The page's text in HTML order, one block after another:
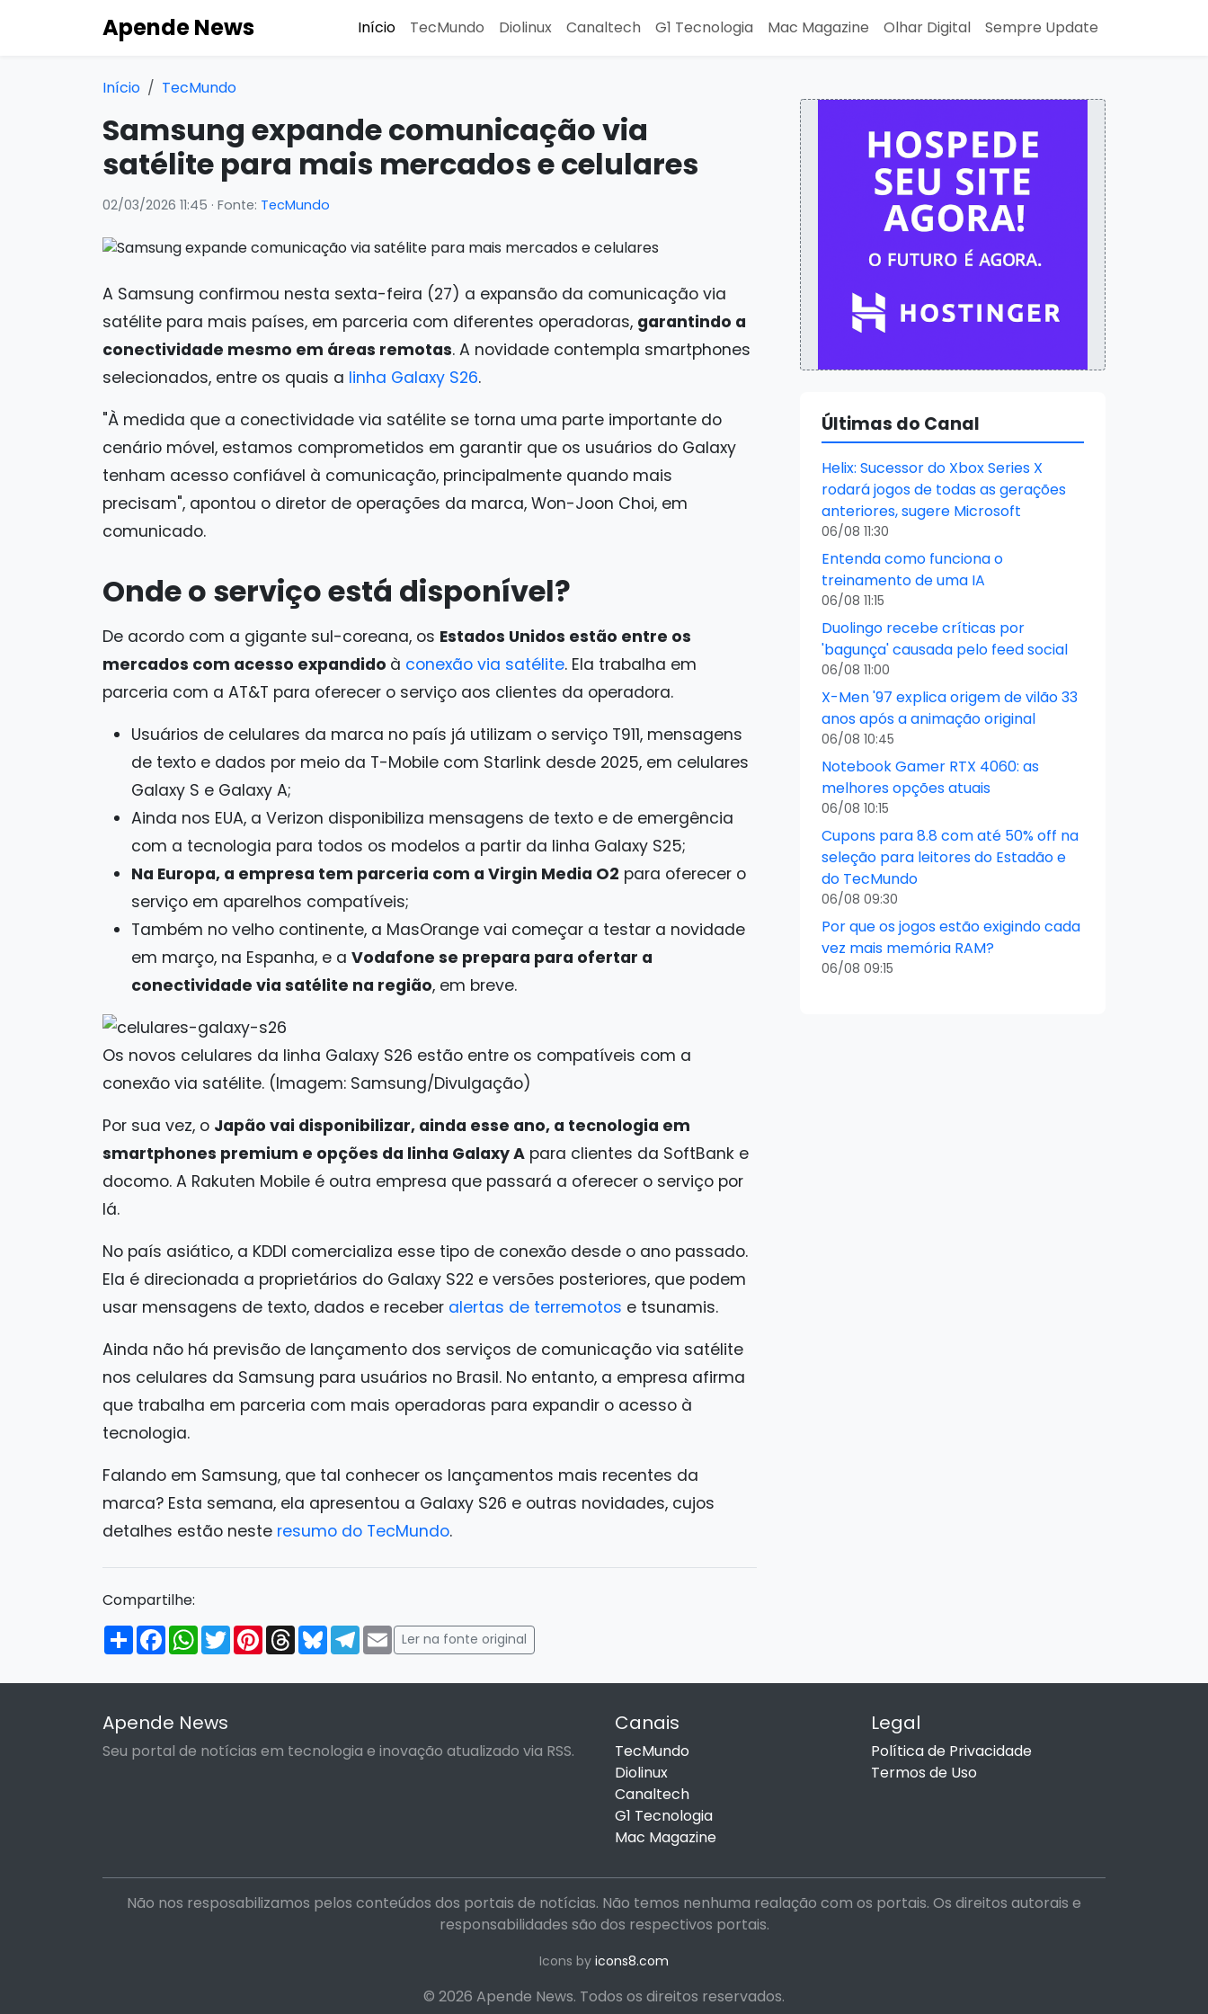
Apende News Início TecMundo Diolinux Canaltech G1 Tecnologia Mac Magazine Olhar Digital Sempre Update
Início TecMundo
Samsung expande comunicação via
satélite para mais mercados e celulares
02/03/2026 11:45 · Fonte: TecMundo
A Samsung confirmou nesta sexta-feira (27) a expansão da comunicação via
satélite para mais países, em parceria com diferentes operadoras, garantindo a
conectividade mesmo em áreas remotas. A novidade contempla smartphones
selecionados, entre os quais a linha Galaxy S26.
"À medida que a conectividade via satélite se torna uma parte importante do
cenário móvel, estamos comprometidos em garantir que os usuários do Galaxy
tenham acesso confiável à comunicação, principalmente quando mais
precisam", apontou o diretor de operações da marca, Won-Joon Choi, em
comunicado.
Onde o serviço está disponível?
De acordo com a gigante sul-coreana, os Estados Unidos estão entre os
mercados com acesso expandido à conexão via satélite. Ela trabalha em
parceria com a AT&T para oferecer o serviço aos clientes da operadora.
Usuários de celulares da marca no país já utilizam o serviço T911, mensagens
de texto e dados por meio da T-Mobile com Starlink desde 2025, em celulares
Galaxy S e Galaxy A;
Ainda nos EUA, a Verizon disponibiliza mensagens de texto e de emergência
com a tecnologia para todos os modelos a partir da linha Galaxy S25;
Na Europa, a empresa tem parceria com a Virgin Media O2 para oferecer o
serviço em aparelhos compatíveis;
Também no velho continente, a MasOrange vai começar a testar a novidade
em março, na Espanha, e a Vodafone se prepara para ofertar a
conectividade via satélite na região, em breve.
Os novos celulares da linha Galaxy S26 estão entre os compatíveis com a
conexão via satélite. (Imagem: Samsung/Divulgação)
Por sua vez, o Japão vai disponibilizar, ainda esse ano, a tecnologia em
smartphones premium e opções da linha Galaxy A para clientes da SoftBank e
docomo. A Rakuten Mobile é outra empresa que passará a oferecer o serviço por
lá.
No país asiático, a KDDI comercializa esse tipo de conexão desde o ano passado.
Ela é direcionada a proprietários do Galaxy S22 e versões posteriores, que podem
usar mensagens de texto, dados e receber alertas de terremotos e tsunamis.
Ainda não há previsão de lançamento dos serviços de comunicação via satélite
nos celulares da Samsung para usuários no Brasil. No entanto, a empresa afirma
que trabalha em parceria com mais operadoras para expandir o acesso à
tecnologia.
Falando em Samsung, que tal conhecer os lançamentos mais recentes da
marca? Esta semana, ela apresentou a Galaxy S26 e outras novidades, cujos
detalhes estão neste resumo do TecMundo.
Compartilhe:
Compartilhar
FacebookWhatsApp
TwitterPinterestThreadsBlueskyTelegram
Email
Ler na fonte original
Últimas do Canal
Helix: Sucessor do Xbox Series X
rodará jogos de todas as gerações
anteriores, sugere Microsoft
06/08 11:30
Entenda como funciona o
treinamento de uma IA
06/08 11:15
Duolingo recebe críticas por
'bagunça' causada pelo feed social
06/08 11:00
X-Men '97 explica origem de vilão 33
anos após a animação original
06/08 10:45
Notebook Gamer RTX 4060: as
melhores opções atuais
06/08 10:15
Cupons para 8.8 com até 50% off na
seleção para leitores do Estadão e
do TecMundo
06/08 09:30
Por que os jogos estão exigindo cada
vez mais memória RAM?
06/08 09:15
Apende News
Seu portal de notícias em tecnologia e inovação atualizado via RSS.
Canais
TecMundo
Diolinux
Canaltech
G1 Tecnologia
Mac Magazine
Legal
Política de Privacidade
Termos de Uso
Não nos resposabilizamos pelos conteúdos dos portais de notícias. Não temos nenhuma realação com os portais. Os direitos autorais e
responsabilidades são dos respectivos portais.
Icons by icons8.com
© 2026 Apende News. Todos os direitos reservados.